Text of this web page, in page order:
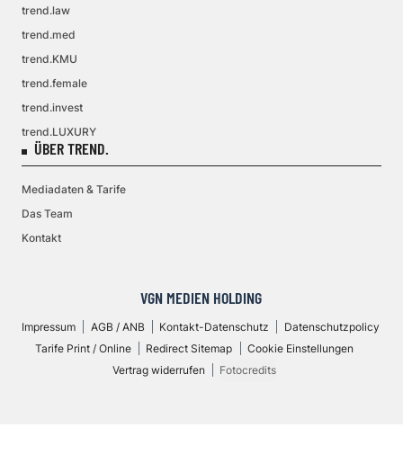
trend.law
trend.med
trend.KMU
trend.female
trend.invest
trend.LUXURY
ÜBER TREND.
Mediadaten & Tarife
Das Team
Kontakt
VGN MEDIEN HOLDING
Impressum AGB / ANB Kontakt-Datenschutz
Datenschutzpolicy
Tarife Print / Online
Redirect Sitemap
Cookie Einstellungen
Vertrag widerrufen
Fotocredits